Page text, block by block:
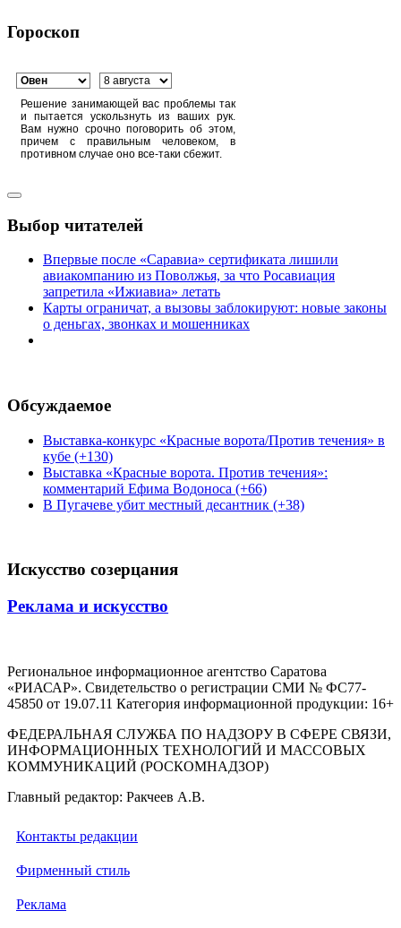
Гороскоп
Решение занимающей вас проблемы так
и пытается ускользнуть из ваших рук.
Вам нужно срочно поговорить об этом,
причем с правильным человеком, в
противном случае оно все-таки сбежит.
Выбор читателей
Впервые после «Саравиа» сертификата лишили
авиакомпанию из Поволжья, за что Росавиация
запретила «Ижиавиа» летать
Карты ограничат, а вызовы заблокируют: новые законы
о деньгах, звонках и мошенниках
Обсуждаемое
Выставка-конкурс «Красные ворота/Против течения» в
кубе (+130)
Выставка «Красные ворота. Против течения»:
комментарий Ефима Водоноса (+66)
В Пугачеве убит местный десантник (+38)
Искусство созерцания
Реклама и искусство
Региональное информационное агентство Саратова
«РИАСАР». Свидетельство о регистрации СМИ № ФС77-
45850 от 19.07.11 Категория информационной продукции: 16+
ФЕДЕРАЛЬНАЯ СЛУЖБА ПО НАДЗОРУ В СФЕРЕ СВЯЗИ,
ИНФОРМАЦИОННЫХ ТЕХНОЛОГИЙ И МАССОВЫХ
КОММУНИКАЦИЙ (РОСКОМНАДЗОР)
Главный редактор: Ракчеев А.В.
Контакты редакции
Фирменный стиль
Реклама